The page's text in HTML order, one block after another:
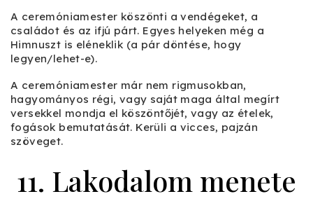
A ceremóniamester köszönti a vendégeket, a
családot és az ifjú párt. Egyes helyeken még a
Himnuszt is eléneklik (a pár döntése, hogy
legyen/lehet-e).
A ceremóniamester már nem rigmusokban,
hagyományos régi, vagy saját maga által megírt
versekkel mondja el köszöntőjét, vagy az ételek,
fogások bemutatását. Kerüli a vicces, pajzán
szöveget.
11. Lakodalom menete